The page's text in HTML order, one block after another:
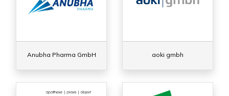
Anubha Pharma GmbH aoki gmbh